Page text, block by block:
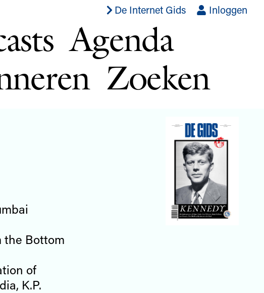
De Internet Gids Inloggen
Agenda
Zoeken
the Bottom
of
K.P.